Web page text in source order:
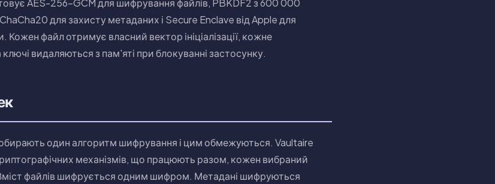
AES-256-GCM для шифрування файлів, PBKDF2 з 600 000
для захисту метаданих і Secure Enclave від Apple для
Кожен файл отримує власний вектор ініціалізації, кожне
видаляються з пам'яті при блокуванні застосунку.
обирають один алгоритм шифрування і цим обмежуються. Vaultaire
механізмів, що працюють разом, кожен вибраний
файлів шифрується одним шифром. Метадані шифруються